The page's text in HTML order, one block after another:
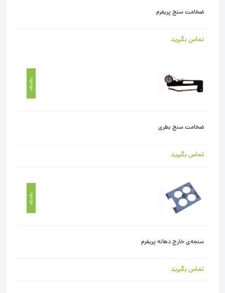
ضخامت سنج پریفرم
تماس بگیرید
موجود
ضخامت سنج بطری
تماس بگیرید
موجود
سنجه‌ی خارج دهانه پریفرم
تماس بگیرید